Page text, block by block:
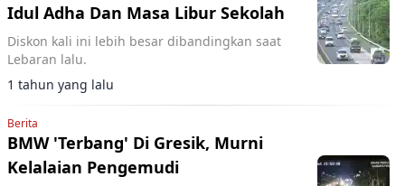
Idul Adha Dan Masa Libur Sekolah
Diskon kali ini lebih besar dibandingkan saat
Lebaran lalu.
1 tahun yang lalu
Berita
BMW 'Terbang' Di Gresik, Murni
Kelalaian Pengemudi